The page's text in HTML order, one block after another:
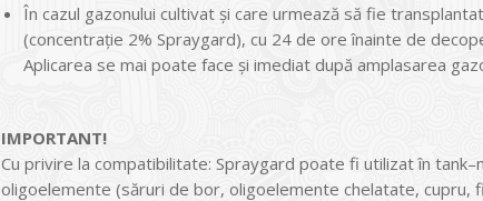
În cazul gazonului cultivat şi care urmează să fie
(concentraţie 2% Spraygard), cu 24 de ore înainte de
Aplicarea se mai poate face şi imediat după amplasarea
IMPORTANT!
Cu privire la compatibilitate: Spraygard poate fi utilizat în
oligoelemente (săruri de bor, oligoelemente chelatate, cupru,